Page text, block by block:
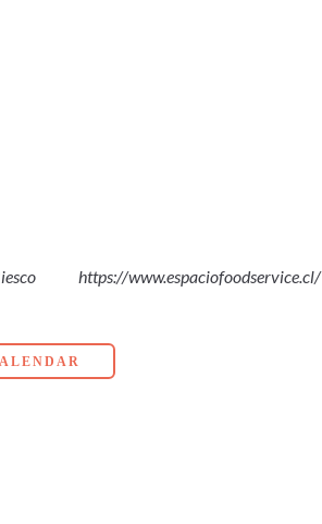
https://www.espaciofoodservice.cl/